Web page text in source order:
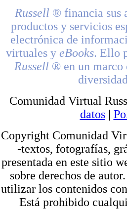
Russell ® financia sus
productos y servicios
electrónica de
virtuales y eBooks. Ello
Russell ® en un marco
Comunidad Virtual
datos|
Copyright Comunidad
-textos, fotografías,
presentada en este sitio
sobre derechos de
utilizar los contenidos
Está prohibido